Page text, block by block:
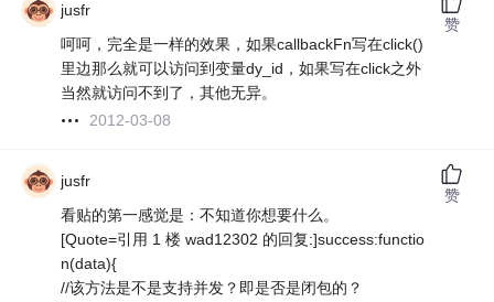
jusfr
呵呵，完全是一样的效果，如果callbackFn写在click()
里边那么就可以访问到变量dy_id，如果写在click之外
当然就访问不到了，其他无异。
2012-03-08
赞
jusfr
看贴的第一感觉是：不知道你想要什么。
[Quote=引用 1 楼 wad12302 的回复:]success:functio
n(data){
//该方法是不是支持并发？即是否是闭包的？
赞